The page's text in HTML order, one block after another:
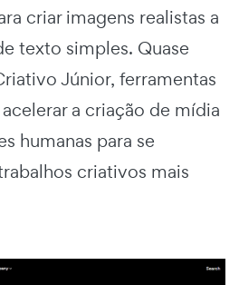
criar imagens realistas a
texto simples. Quase
Júnior, ferramentas
a criação de mídia
humanas para se
criativos mais